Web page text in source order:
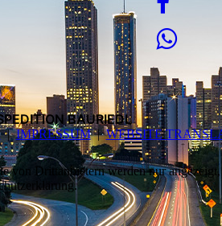
BAURIEDL
|IMPRESSUM|WEBSITE
von Drittanbietern werden nur